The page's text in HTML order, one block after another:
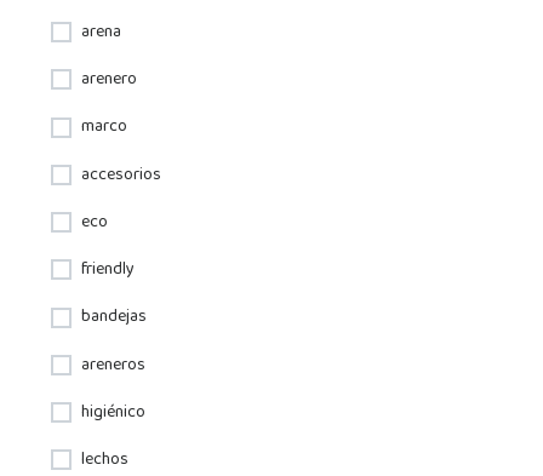
arena
arenero
marco
accesorios
eco
friendly
bandejas
areneros
higiénico
lechos